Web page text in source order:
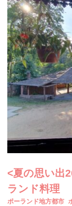
<夏の思い出
ランド料理
ポーランド地方都市